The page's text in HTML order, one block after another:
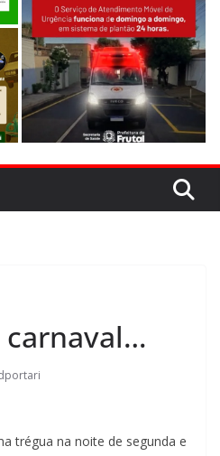
carnaval…
trégua na noite de segunda e